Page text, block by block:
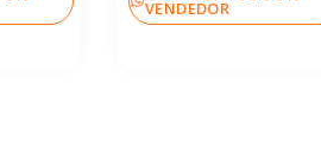
VENDEDOR